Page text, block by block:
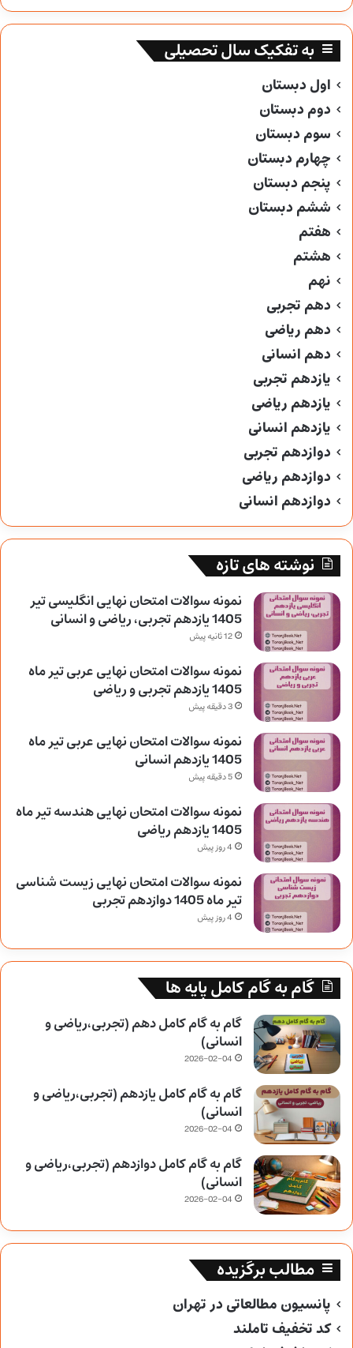
به تفکیک سال تحصیلی
اول دبستان
دوم دبستان
سوم دبستان
چهارم دبستان
پنجم دبستان
ششم دبستان
هفتم
هشتم
نهم
دهم تجربی
دهم ریاضی
دهم انسانی
یازدهم تجربی
یازدهم ریاضی
یازدهم انسانی
دوازدهم تجربی
دوازدهم ریاضی
دوازدهم انسانی
نوشته های تازه
نمونه سوالات امتحان نهایی انگلیسی تیر
1405 یازدهم تجربی، ریاضی و انسانی
12 ثانیه پیش
نمونه سوالات امتحان نهایی عربی تیر ماه
1405 یازدهم تجربی و ریاضی
3 دقیقه پیش
نمونه سوالات امتحان نهایی عربی تیر ماه
1405 یازدهم انسانی
5 دقیقه پیش
نمونه سوالات امتحان نهایی هندسه تیر ماه
1405 یازدهم ریاضی
4 روز پیش
نمونه سوالات امتحان نهایی زیست شناسی
تیر ماه 1405 دوازدهم تجربی
4 روز پیش
گام به گام کامل پایه ها
گام به گام کامل دهم (تجربی،ریاضی و
انسانی)
2026-02-04
گام به گام کامل یازدهم (تجربی،ریاضی و
انسانی)
2026-02-04
گام به گام کامل دوازدهم (تجربی،ریاضی و
انسانی)
2026-02-04
مطالب برگزیده
پانسیون مطالعاتی در تهران
کد تخفیف تاملند